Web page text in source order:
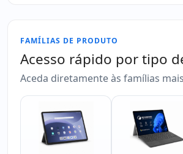
FAMÍLIAS DE PRODUTO
Acesso rápido por tipo
Aceda diretamente às famílias